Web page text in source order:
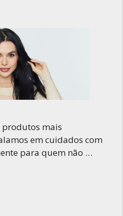
produtos mais
em cuidados com
para quem não …